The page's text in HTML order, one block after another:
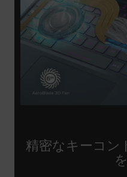
精密なキーコン